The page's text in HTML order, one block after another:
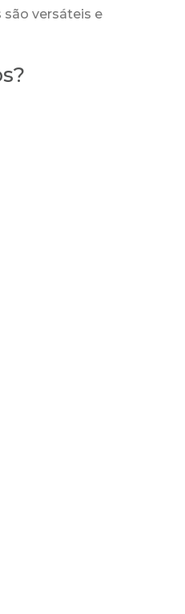
versáteis e